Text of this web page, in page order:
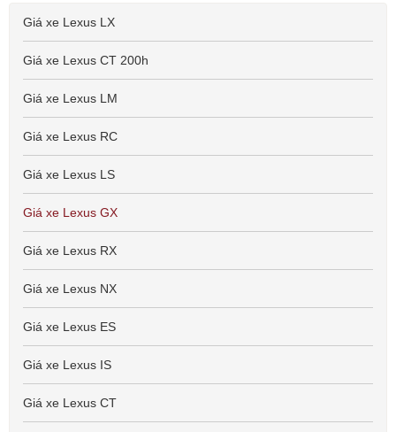
Giá xe Lexus LX
Giá xe Lexus CT 200h
Giá xe Lexus LM
Giá xe Lexus RC
Giá xe Lexus LS
Giá xe Lexus GX
Giá xe Lexus RX
Giá xe Lexus NX
Giá xe Lexus ES
Giá xe Lexus IS
Giá xe Lexus CT